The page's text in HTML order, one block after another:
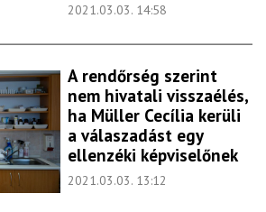
2021.03.03. 14:58
A rendőrség szerint
nem hivatali visszaélés,
ha Müller Cecília kerüli
a válaszadást egy
ellenzéki képviselőnek
2021.03.03. 13:12